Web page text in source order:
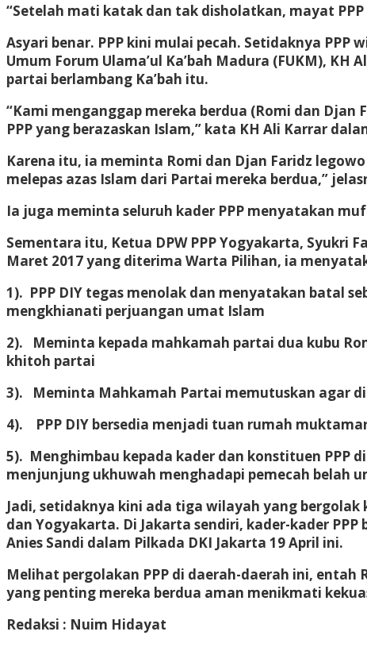
“Setelah mati katak dan tak disholatkan, mayat
Asyari benar. PPP kini mulai pecah. Setidaknya
Umum Forum Ulama’ul Ka’bah Madura (FUKM),
partai berlambang Ka’bah itu.
“Kami menganggap mereka berdua (Romi dan
PPP yang berazaskan Islam,” kata KH Ali Karrar
Karena itu, ia meminta Romi dan Djan Faridz
melepas azas Islam dari Partai mereka berdua,”
Ia juga meminta seluruh kader PPP menyatakan
Sementara itu, Ketua DPW PPP Yogyakarta, Syukri
Maret 2017 yang diterima Warta Pilihan, ia
1). PPP DIY tegas menolak dan menyatakan batal
mengkhianati perjuangan umat Islam
2). Meminta kepada mahkamah partai dua kubu
khitoh partai
3). Meminta Mahkamah Partai memutuskan agar
4). PPP DIY bersedia menjadi tuan rumah
5). Menghimbau kepada kader dan konstituen PPP
menjunjung ukhuwah menghadapi pemecah belah
Jadi, setidaknya kini ada tiga wilayah yang
dan Yogyakarta. Di Jakarta sendiri, kader-kader
Anies Sandi dalam Pilkada DKI Jakarta 19 April ini.
Melihat pergolakan PPP di daerah-daerah ini,
yang penting mereka berdua aman menikmati
Redaksi : Nuim Hidayat